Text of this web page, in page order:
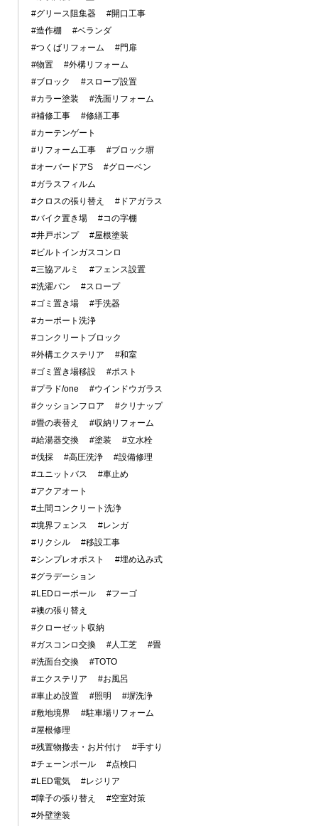
#グリース阻集器
#開口工事
#造作棚
#ベランダ
#つくばリフォーム
#門扉
#物置
#外構リフォーム
#ブロック
#スロープ設置
#カラー塗装
#洗面リフォーム
#補修工事
#修繕工事
#カーテンゲート
#リフォーム工事
#ブロック塀
#オーバードアS
#グローベン
#ガラスフィルム
#クロスの張り替え
#ドアガラス
#バイク置き場
#コの字棚
#井戸ポンプ
#屋根塗装
#ビルトインガスコンロ
#三協アルミ
#フェンス設置
#洗濯パン
#スロープ
#ゴミ置き場
#手洗器
#カーポート洗浄
#コンクリートブロック
#外構エクステリア
#和室
#ゴミ置き場移設
#ポスト
#プラド/one
#ウインドウガラス
#クッションフロア
#クリナップ
#畳の表替え
#収納リフォーム
#給湯器交換
#塗装
#立水栓
#伐採
#高圧洗浄
#設備修理
#ユニットバス
#車止め
#アクアオート
#土間コンクリート洗浄
#境界フェンス
#レンガ
#リクシル
#移設工事
#シンプレオポスト
#埋め込み式
#グラデーション
#LEDローポール
#フーゴ
#襖の張り替え
#クローゼット収納
#ガスコンロ交換
#人工芝
#畳
#洗面台交換
#TOTO
#エクステリア
#お風呂
#車止め設置
#照明
#塀洗浄
#敷地境界
#駐車場リフォーム
#屋根修理
#残置物撤去・お片付け
#手すり
#チェーンポール
#点検口
#LED電気
#レジリア
#障子の張り替え
#空室対策
#外壁塗装